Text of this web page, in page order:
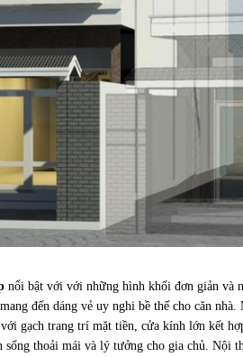
nổi bật với với những hình khối đơn giản và
đến dáng vẻ uy nghi bề thế cho căn nhà.
gạch trang trí mặt tiền, cửa kính lớn kết
sống thoải mái và lý tưởng cho gia chủ. Nội